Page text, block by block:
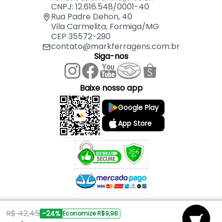
R$ 42,45 -24% Economize R$9,98
CNPJ: 12.616.548/0001-40
Rua Padre Dehon, 40
Vila Carmelita, Formiga/MG
CEP 35572-290
contato@markferragens.com.br
Siga-nos
Baixe nosso app
Google Play
App Store
Copyright © 2026 Mark Ferragens. Todos os direitos reservados.